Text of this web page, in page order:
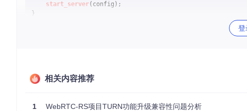
start_server(config);
[server]
port = 3478
登
相关内容推荐
1 WebRTC-RS项目TURN功能升级兼容性问题分析